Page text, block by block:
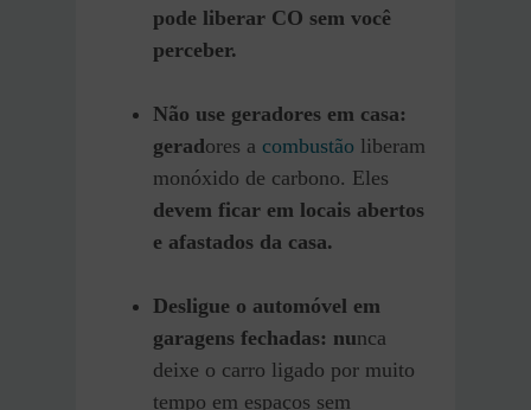
pode liberar CO sem você
perceber.
Não use geradores em casa:
geradores a combustão liberam
monóxido de carbono. Eles
devem ficar em locais abertos
e afastados da casa.
Desligue o automóvel em
garagens fechadas: nunca
deixe o carro ligado por muito
tempo em espaços sem